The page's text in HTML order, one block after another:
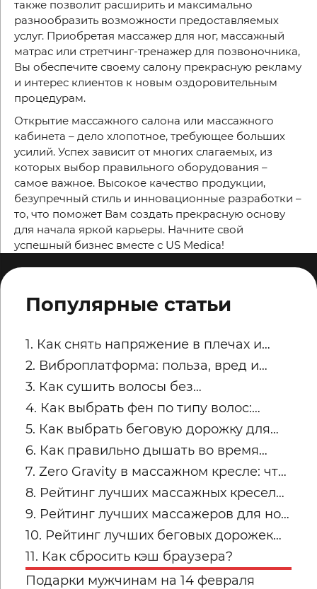
также позволит расширить и максимально
разнообразить возможности предоставляемых
услуг. Приобретая массажер для ног, массажный
матрас или стретчинг-тренажер для позвоночника,
Вы обеспечите своему салону прекрасную рекламу
и интерес клиентов к новым оздоровительным
процедурам.
Открытие массажного салона или массажного
кабинета – дело хлопотное, требующее больших
усилий. Успех зависит от многих слагаемых, из
которых выбор правильного оборудования –
самое важное. Высокое качество продукции,
безупречный стиль и инновационные разработки –
то, что поможет Вам создать прекрасную основу
для начала яркой карьеры. Начните свой
успешный бизнес вместе с US Medica!
Популярные статьи
1. Как снять напряжение в плечах и
трапециях после рабочего дня
2. Виброплатформа: польза, вред и
советы по безопасным занятиям
3. Как сушить волосы без
пересушивания
4. Как выбрать фен по типу волос:
тонкие, кудрявые, пористые и
окрашенные
5. Как выбрать беговую дорожку для
квартиры
6. Как правильно дышать во время
силовых упражнений и кардио
7. Zero Gravity в массажном кресле: что
это и кому подходит
8. Рейтинг лучших массажных кресел
для дома: топ-модели Yamaguchi
9. Рейтинг лучших массажеров для ног
Yamaguchi: какую модель купить для
дома в 2026 году?
10. Рейтинг лучших беговых дорожек
для дома от Yamaguchi: какую модель
выбрать?
11. Как сбросить кэш браузера?
Подарки мужчинам на 14 февраля